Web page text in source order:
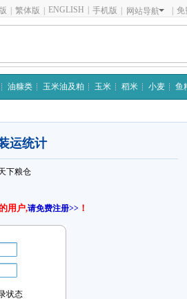
繁体版 ENGLISH 手机版 网站导航 免
油糠类 玉米油及粕 玉米 稻米 小麦 鱼
运统计
下粮仓
用户,请免费注册>> ！
状态